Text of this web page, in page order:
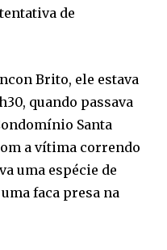
de
Brito, ele estava
quando passava
Santa
a vítima correndo
uma espécie de
faca presa na